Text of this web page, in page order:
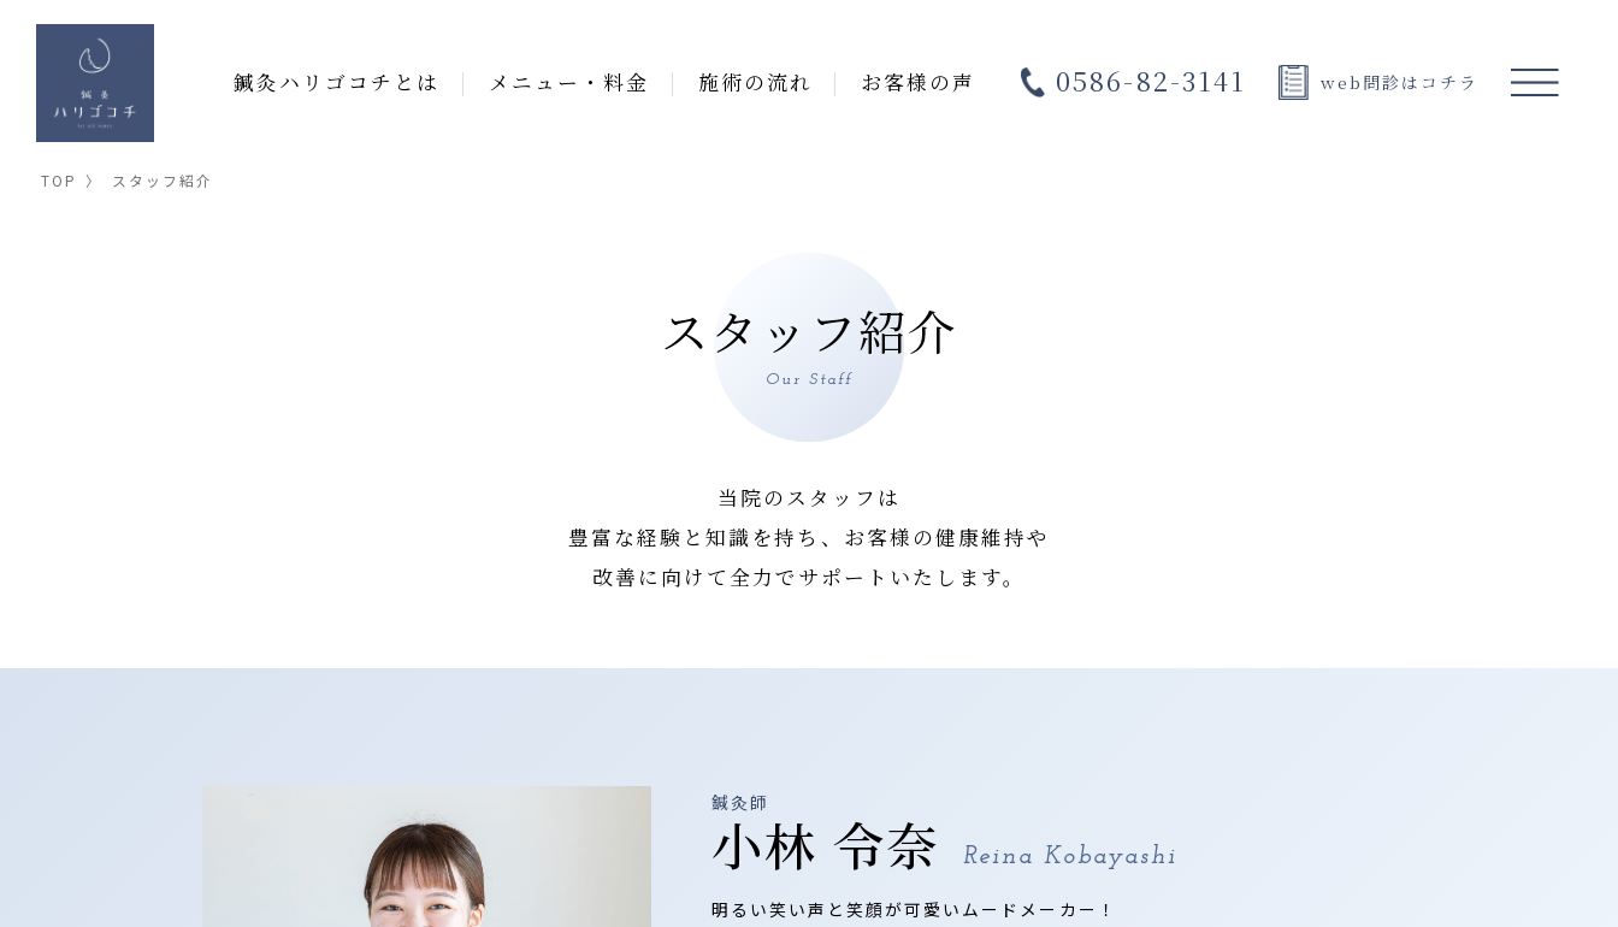
鍼灸ハリゴコチとは メニュー・料金 施術の流れ お客様の声 0586-82-3141 web問診はコチラ
TOP 〉 スタッフ紹介
スタッフ紹介
Our Staff
当院のスタッフは
豊富な経験と知識を持ち、お客様の健康維持や
改善に向けて全力でサポートいたします。
鍼灸師
小林 令奈 Reina Kobayashi
明るい笑い声と笑顔が可愛いムードメーカー！